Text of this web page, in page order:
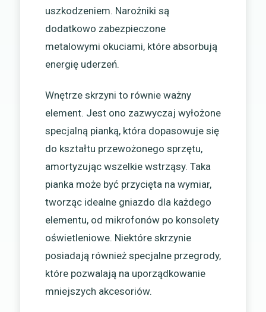
uszkodzeniem. Narożniki są
dodatkowo zabezpieczone
metalowymi okuciami, które absorbują
energię uderzeń.
Wnętrze skrzyni to równie ważny
element. Jest ono zazwyczaj wyłożone
specjalną pianką, która dopasowuje się
do kształtu przewożonego sprzętu,
amortyzując wszelkie wstrząsy. Taka
pianka może być przycięta na wymiar,
tworząc idealne gniazdo dla każdego
elementu, od mikrofonów po konsolety
oświetleniowe. Niektóre skrzynie
posiadają również specjalne przegrody,
które pozwalają na uporządkowanie
mniejszych akcesoriów.